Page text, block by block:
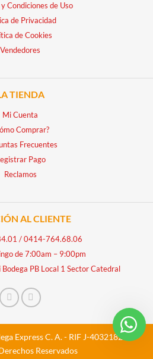
Condiciones de Uso
de Privacidad
de Cookies
Vendedores
TIENDA
Mi Cuenta
Comprar?
Frecuentes
Pago
Reclamos
AL CLIENTE
/0414-764.68.06
de 7:00am – 9:00pm
PB Local 1 Sector Catedral
Express C. A. - RIF J-40321828-5 -
Reservados